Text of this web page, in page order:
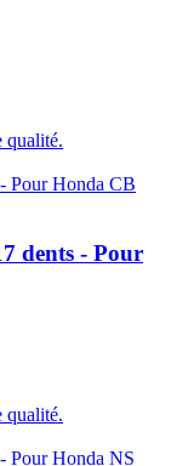
qualité.
dents - Pour
qualité.